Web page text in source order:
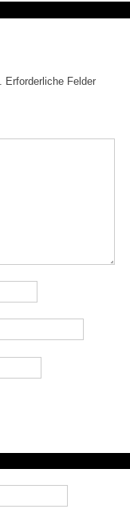
Erforderliche Felder